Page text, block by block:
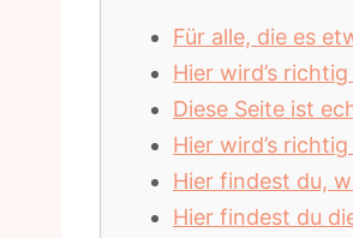
Für alle, die es
Hier wird’s
Diese Seite ist
Hier wird’s
Hier findest du,
Hier findest du